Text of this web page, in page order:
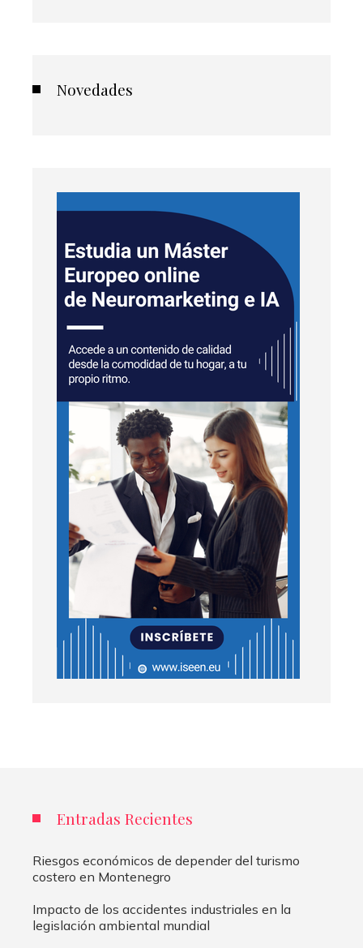
Novedades
Entradas Recientes
Riesgos económicos de depender del turismo
costero en Montenegro
Impacto de los accidentes industriales en la
legislación ambiental mundial